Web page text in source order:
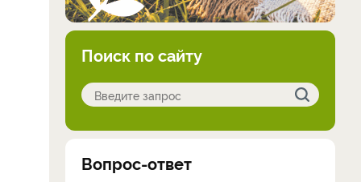
Поиск по сайту
Вопрос-ответ